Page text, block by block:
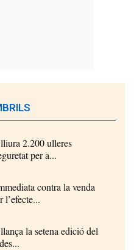
2.200 ulleres
per a...
contra la venda
l’efecte...
la setena edició del